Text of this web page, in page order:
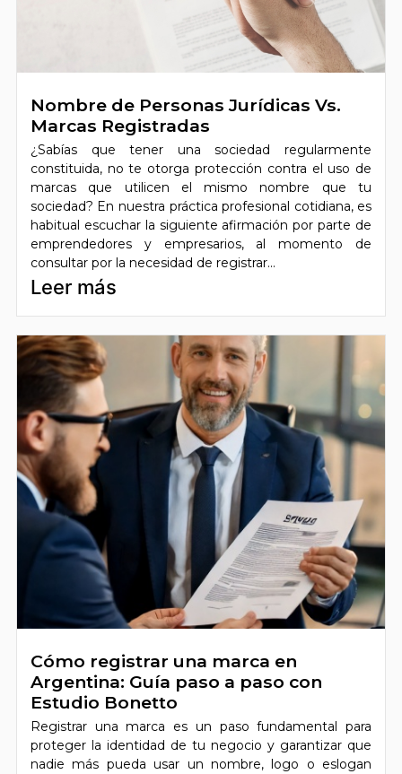
Nombre de Personas Jurídicas Vs.
Marcas Registradas
¿Sabías que tener una sociedad regularmente
constituida, no te otorga protección contra el uso de
marcas que utilicen el mismo nombre que tu
sociedad? En nuestra práctica profesional cotidiana, es
habitual escuchar la siguiente afirmación por parte de
emprendedores y empresarios, al momento de
consultar por la necesidad de registrar...
Leer más
Cómo registrar una marca en
Argentina: Guía paso a paso con
Estudio Bonetto
Registrar una marca es un paso fundamental para
proteger la identidad de tu negocio y garantizar que
nadie más pueda usar un nombre, logo o eslogan